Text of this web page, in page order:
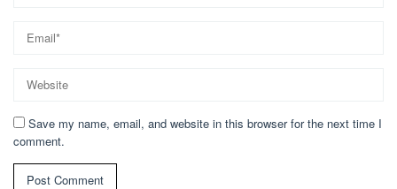
Save my name, email, and website in this browser for the next time I
comment.